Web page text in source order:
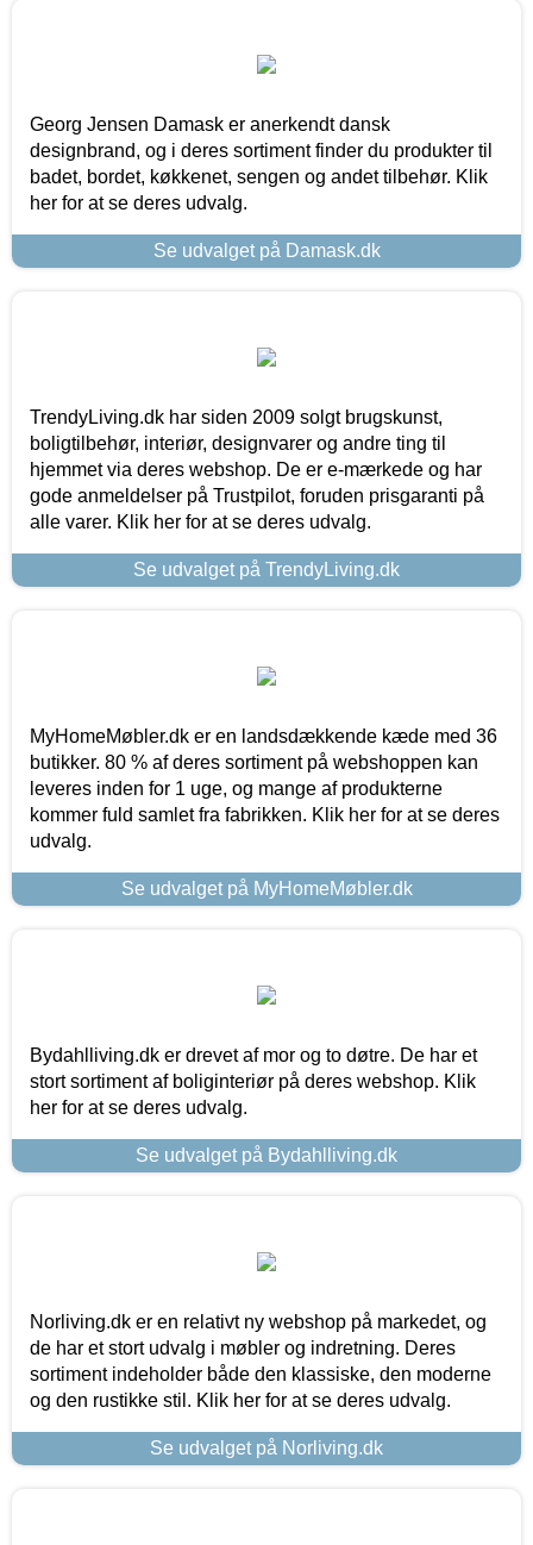
Georg Jensen Damask er anerkendt dansk
designbrand, og i deres sortiment finder du produkter til
badet, bordet, køkkenet, sengen og andet tilbehør. Klik
her for at se deres udvalg.
Se udvalget på Damask.dk
TrendyLiving.dk har siden 2009 solgt brugskunst,
boligtilbehør, interiør, designvarer og andre ting til
hjemmet via deres webshop. De er e-mærkede og har
gode anmeldelser på Trustpilot, foruden prisgaranti på
alle varer. Klik her for at se deres udvalg.
Se udvalget på TrendyLiving.dk
MyHomeMøbler.dk er en landsdækkende kæde med 36
butikker. 80 % af deres sortiment på webshoppen kan
leveres inden for 1 uge, og mange af produkterne
kommer fuld samlet fra fabrikken. Klik her for at se deres
udvalg.
Se udvalget på MyHomeMøbler.dk
Bydahlliving.dk er drevet af mor og to døtre. De har et
stort sortiment af boliginteriør på deres webshop. Klik
her for at se deres udvalg.
Se udvalget på Bydahlliving.dk
Norliving.dk er en relativt ny webshop på markedet, og
de har et stort udvalg i møbler og indretning. Deres
sortiment indeholder både den klassiske, den moderne
og den rustikke stil. Klik her for at se deres udvalg.
Se udvalget på Norliving.dk